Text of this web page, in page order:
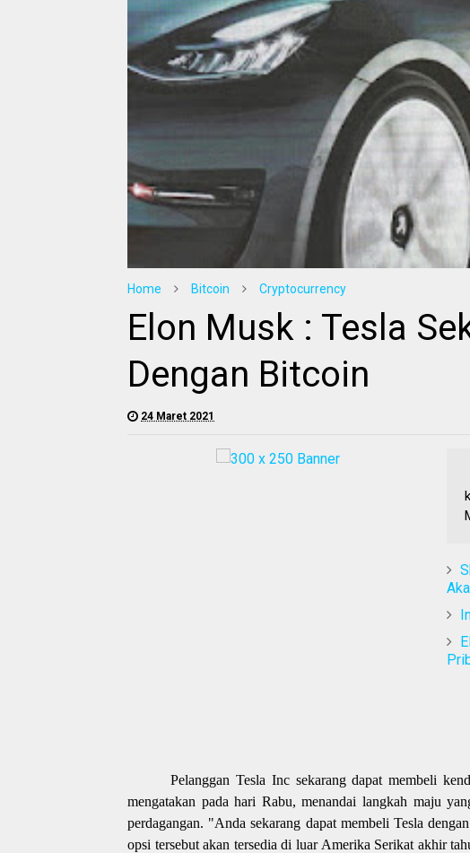
Home Bitcoin Cryptocurrency
Elon Musk : Tesla
Dengan Bitcoin
24 Maret 2021
Pelanggan Tesla Inc sekarang dapat membeli
mengatakan pada hari Rabu, menandai langkah maju
perdagangan. "Anda sekarang dapat membeli Tesla
opsi tersebut akan tersedia di luar Amerika Serikat akhir